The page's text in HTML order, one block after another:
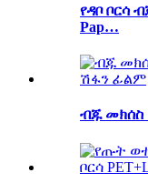
የዳቦ ቦርሳ
Pap…
ብጁ መክሰስ